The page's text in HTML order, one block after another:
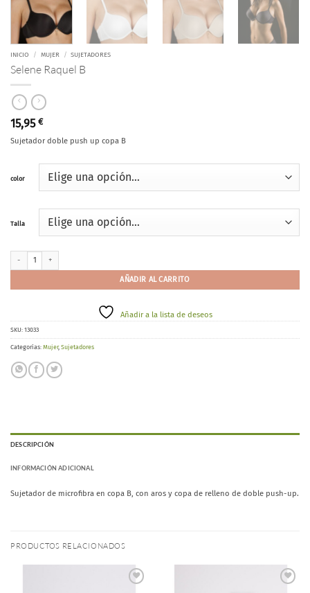
INICIO / MUJER / SUJETADORES
Selene Raquel B
15,95 €
Sujetador doble push up copa B
color
Talla
Selene Raquel B cantidad
AÑADIR AL CARRITO
Añadir a la lista de deseos
SKU: 13033
Categorías: Mujer, Sujetadores
DESCRIPCIÓN
INFORMACIÓN ADICIONAL
Sujetador de microfibra en copa B, con aros y copa de relleno de doble push-up.
PRODUCTOS RELACIONADOS